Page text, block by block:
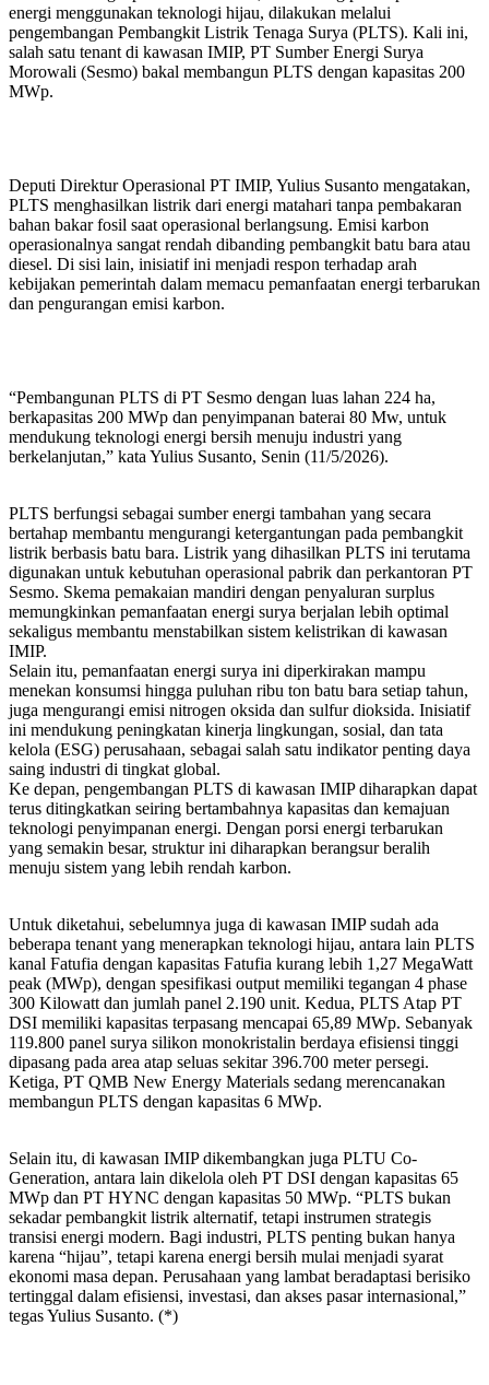
energi menggunakan teknologi hijau, dilakukan melalui
pengembangan Pembangkit Listrik Tenaga Surya (PLTS). Kali ini,
salah satu tenant di kawasan IMIP, PT Sumber Energi Surya
Morowali (Sesmo) bakal membangun PLTS dengan kapasitas 200
MWp.
Deputi Direktur Operasional PT IMIP, Yulius Susanto mengatakan,
PLTS menghasilkan listrik dari energi matahari tanpa pembakaran
bahan bakar fosil saat operasional berlangsung. Emisi karbon
operasionalnya sangat rendah dibanding pembangkit batu bara atau
diesel. Di sisi lain, inisiatif ini menjadi respon terhadap arah
kebijakan pemerintah dalam memacu pemanfaatan energi terbarukan
dan pengurangan emisi karbon.
“Pembangunan PLTS di PT Sesmo dengan luas lahan 224 ha,
berkapasitas 200 MWp dan penyimpanan baterai 80 Mw, untuk
mendukung teknologi energi bersih menuju industri yang
berkelanjutan,” kata Yulius Susanto, Senin (11/5/2026).
PLTS berfungsi sebagai sumber energi tambahan yang secara
bertahap membantu mengurangi ketergantungan pada pembangkit
listrik berbasis batu bara. Listrik yang dihasilkan PLTS ini terutama
digunakan untuk kebutuhan operasional pabrik dan perkantoran PT
Sesmo. Skema pemakaian mandiri dengan penyaluran surplus
memungkinkan pemanfaatan energi surya berjalan lebih optimal
sekaligus membantu menstabilkan sistem kelistrikan di kawasan
IMIP.
Selain itu, pemanfaatan energi surya ini diperkirakan mampu
menekan konsumsi hingga puluhan ribu ton batu bara setiap tahun,
juga mengurangi emisi nitrogen oksida dan sulfur dioksida. Inisiatif
ini mendukung peningkatan kinerja lingkungan, sosial, dan tata
kelola (ESG) perusahaan, sebagai salah satu indikator penting daya
saing industri di tingkat global.
Ke depan, pengembangan PLTS di kawasan IMIP diharapkan dapat
terus ditingkatkan seiring bertambahnya kapasitas dan kemajuan
teknologi penyimpanan energi. Dengan porsi energi terbarukan
yang semakin besar, struktur ini diharapkan berangsur beralih
menuju sistem yang lebih rendah karbon.
Untuk diketahui, sebelumnya juga di kawasan IMIP sudah ada
beberapa tenant yang menerapkan teknologi hijau, antara lain PLTS
kanal Fatufia dengan kapasitas Fatufia kurang lebih 1,27 MegaWatt
peak (MWp), dengan spesifikasi output memiliki tegangan 4 phase
300 Kilowatt dan jumlah panel 2.190 unit. Kedua, PLTS Atap PT
DSI memiliki kapasitas terpasang mencapai 65,89 MWp. Sebanyak
119.800 panel surya silikon monokristalin berdaya efisiensi tinggi
dipasang pada area atap seluas sekitar 396.700 meter persegi.
Ketiga, PT QMB New Energy Materials sedang merencanakan
membangun PLTS dengan kapasitas 6 MWp.
Selain itu, di kawasan IMIP dikembangkan juga PLTU Co-
Generation, antara lain dikelola oleh PT DSI dengan kapasitas 65
MWp dan PT HYNC dengan kapasitas 50 MWp. “PLTS bukan
sekadar pembangkit listrik alternatif, tetapi instrumen strategis
transisi energi modern. Bagi industri, PLTS penting bukan hanya
karena “hijau”, tetapi karena energi bersih mulai menjadi syarat
ekonomi masa depan. Perusahaan yang lambat beradaptasi berisiko
tertinggal dalam efisiensi, investasi, dan akses pasar internasional,”
tegas Yulius Susanto. (*)